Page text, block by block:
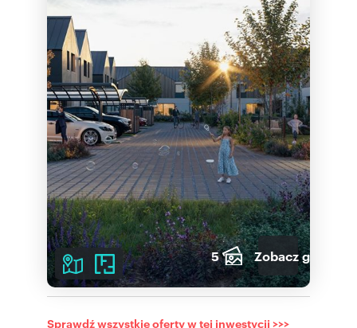
5 Zobacz galerię
Sprawdź wszystkie oferty w tej inwestycji >>>